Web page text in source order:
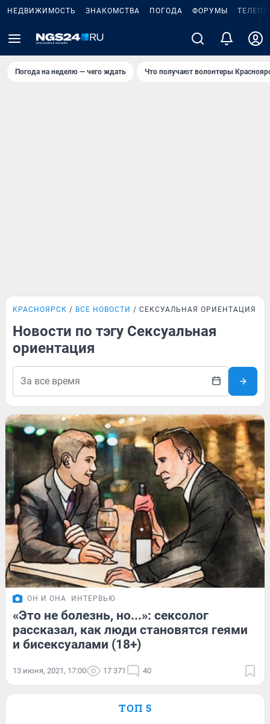
НЕДВИЖИМОСТЬ ЗНАКОМСТВА ПОГОДА ФОРУМЫ
Погода на неделю — чего ждать Что получают волонтеры
КРАСНОЯРСК ВСЕ НОВОСТИ СЕКСУАЛЬНАЯ ОРИЕНТАЦИЯ
Новости по тэгу Сексуальная
ориентация
ОН И ОНА ИНТЕРВЬЮ
«Это не болезнь, но...»: сексолог
рассказал, как люди становятся геями
и бисексуалами (18+)
13 июня, 2021, 17:00 17 371 40
ТОП 5